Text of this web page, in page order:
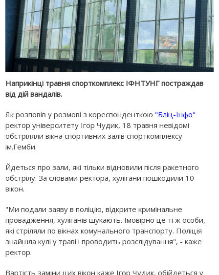
Наприкінці травня спорткомплекс ІФНТУНГ постраждав
від дій вандалів.
Як розповів у розмові з кореспонденткою "Бліц-Інфо"
ректор університету Ігор Чудик, 18 травня невідомі
обстріляли вікна спортивних залів спорткомплексу
ім.Гемби.
Йдеться про зали, які тільки відновили після ракетного
обстрілу. За словами ректора, хулігани пошкодили 10
вікон.
"Ми подали заяву в поліцію, відкрите кримінальне
провадження, хуліганів шукають. Імовірно це ті ж особи,
які стріляли по вікнах комунального транспорту. Поліція
знайшла кулі у траві і проводить розслідування", - каже
ректор.
Вартість заміни цих вікон каже Ігор Чудик, обійдеться у